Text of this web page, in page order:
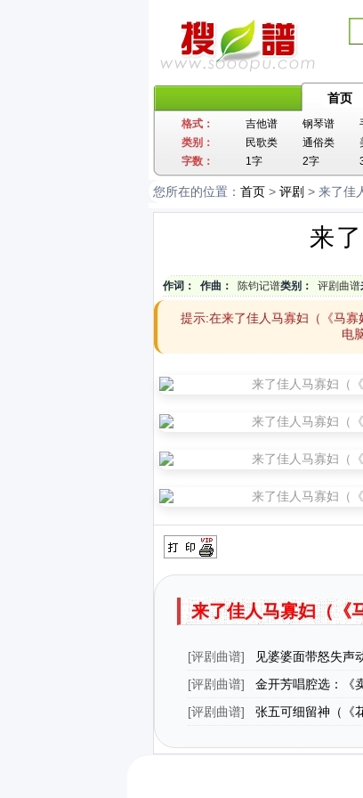
首页
格式： 吉他谱 钢琴谱
类别：
民歌类 通俗类
字数：
1字 2字
您所在的位置： 首页 > 评剧 > 来了佳
来
作词： 作曲： 陈钧记谱类别： 评剧曲谱
提示:在来了佳人马寡妇（《马
电
来了佳人马寡妇（《
[评剧曲谱]
见婆婆面带怒失声
飞》刘兰芝[旦]唱段）
[评剧曲谱]
金开芳唱腔选：《
（十一）
[评剧曲谱]
张五可细留神（《